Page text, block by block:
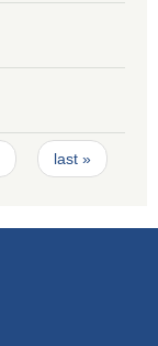
last »